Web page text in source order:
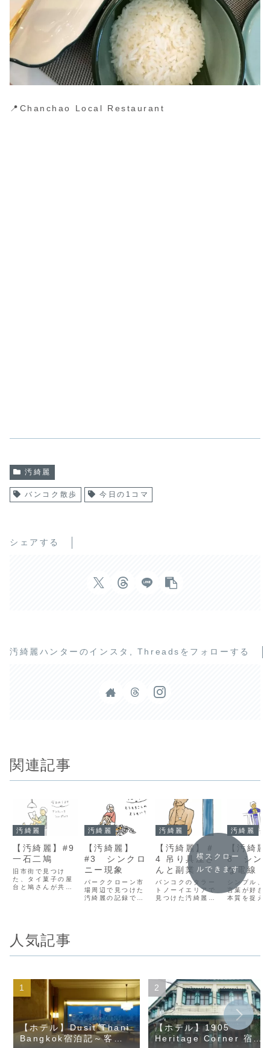
📍Chanchao Local Restaurant
汚綺麗
バンコク散歩 今日の1コマ
シェアする
汚綺麗ハンターのインスタ, Threadsをフォローする
関連記事
汚綺麗
【汚綺麗】#9
一石二鳩
旧市街で見つけ
た、タイ菓子の屋
台と鳩さんが共存
料理もとても美味
しかったです。
汚綺麗
【汚綺麗】
#3 シンクロ
ニー現象
パーククローン市
場周辺で見つけた
汚綺麗の記録で
汚綺麗
【汚綺麗】＃
4 吊り具屋さ
んと副業
バンコクのタラー
トノーイエリアで
見つけた汚綺麗で
汚綺麗
【汚綺
8 シン
な電線
シンプル、
言葉が好き
本質を捉え
合う#脅威
線 も、削
せばこんな
プルになる
できるんだ
しました。
横スクロー
ルできます
人気記事
【ホテル】Dusit Thani
Bangkok宿泊記～客
【ホテル】1905
Heritage Corner 宿泊